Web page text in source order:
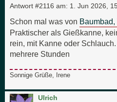
Antwort #2116 am: 1. Jun 2026,
Schon mal was von Baumbad,
Praktischer als Gießkanne,
rein, mit Kanne oder
mehrere Stunden
Sonnige Grüße, Irene
Ulrich